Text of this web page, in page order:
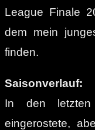
League Finale
dem mein
finden.
Saisonverlauf:
In den
eingerostete,